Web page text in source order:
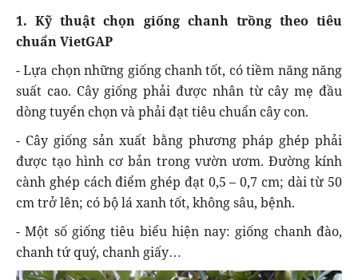
1. Kỹ thuật chọn giống chanh trồng theo tiêu
chuẩn VietGAP
- Lựa chọn những giống chanh tốt, có tiềm năng năng
suất cao. Cây giống phải được nhân từ cây mẹ đầu
dòng tuyển chọn và phải đạt tiêu chuẩn cây con.
- Cây giống sản xuất bằng phương pháp ghép phải
được tạo hình cơ bản trong vườn ươm. Đường kính
cành ghép cách điểm ghép đạt 0,5 – 0,7 cm; dài từ 50
cm trở lên; có bộ lá xanh tốt, không sâu, bệnh.
- Một số giống tiêu biểu hiện nay: giống chanh đào,
chanh tứ quý, chanh giấy…